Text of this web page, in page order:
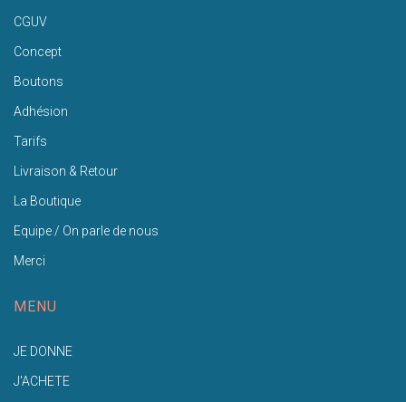
CGUV
Concept
Boutons
Adhésion
Tarifs
Livraison & Retour
La Boutique
Equipe / On parle de nous
Merci
MENU
JE DONNE
J'ACHETE